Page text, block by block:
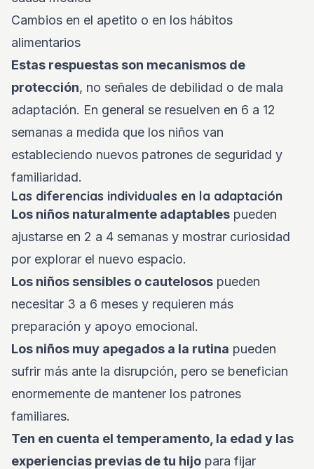
Cambios en el apetito o en los hábitos
alimentarios
Estas respuestas son mecanismos de
protección, no señales de debilidad o de mala
adaptación. En general se resuelven en 6 a 12
semanas a medida que los niños van
estableciendo nuevos patrones de seguridad y
familiaridad.
Las diferencias individuales en la adaptación
Los niños naturalmente adaptables pueden
ajustarse en 2 a 4 semanas y mostrar curiosidad
por explorar el nuevo espacio.
Los niños sensibles o cautelosos pueden
necesitar 3 a 6 meses y requieren más
preparación y apoyo emocional.
Los niños muy apegados a la rutina pueden
sufrir más ante la disrupción, pero se benefician
enormemente de mantener los patrones
familiares.
Ten en cuenta el temperamento, la edad y las
experiencias previas de tu hijo para fijar